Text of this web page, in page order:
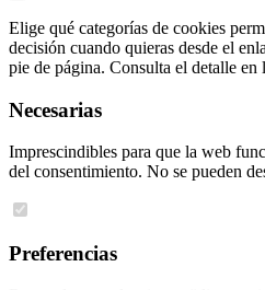
Elige qué categorías de cookies
decisión cuando quieras desde el
pie de página. Consulta el detalle en
Necesarias
Imprescindibles para que la web
del consentimiento. No se pueden
Preferencias